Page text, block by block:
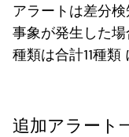
アラートは差分
事象が発生した
種類は合計11種類
追加アラート